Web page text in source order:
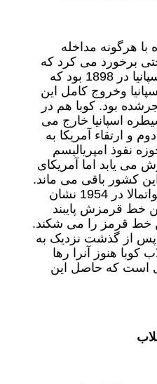
با هرگونه مداخله
برخورد می کرد که
مهمترین آنها جنگ علیه اسپانیا در 1898 بود که
وخروج کامل این
بود. کوبا هم در
اسپانیا خارج می
و ارتقاء آمریکا به
نفوذ امپریالیسم
می یابد اما آمریکای
کشور باقی می ماند.
کودتای سازمان سیا در گواتمالا در 1954 نشان
خط قرمزش پایبند
خط قرمز را می شکند.
پس از گذشت نزدیک به
کوبا هنوز آنرا رها
است که حاصل این